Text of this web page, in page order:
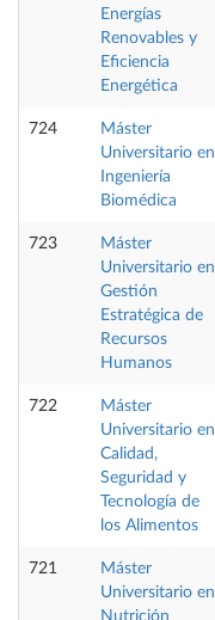
Energías
Renovables y
Eficiencia
Energética
724
Máster
Universitario en
Ingeniería
Biomédica
723
Máster
Universitario en
Gestión
Estratégica de
Recursos
Humanos
722
Máster
Universitario en
Calidad,
Seguridad y
Tecnología de
los Alimentos
721
Máster
Universitario en
Nutrición